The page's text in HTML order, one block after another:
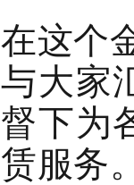
在这个
与大家
督下为
赁服务